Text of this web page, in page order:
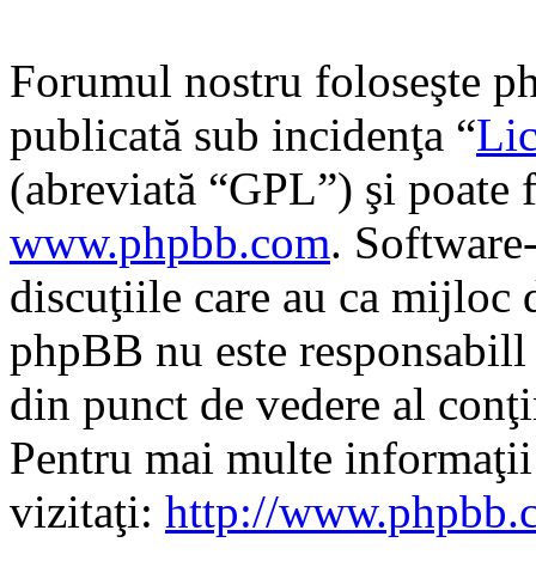
Forumul nostru foloseşte
publicată sub incidenţa “
(abreviată “GPL”) şi poate
www.phpbb.com.
discuţiile care au ca mijloc
phpBB nu este
din punct de vedere al
Pentru mai multe
vizitaţi: http://